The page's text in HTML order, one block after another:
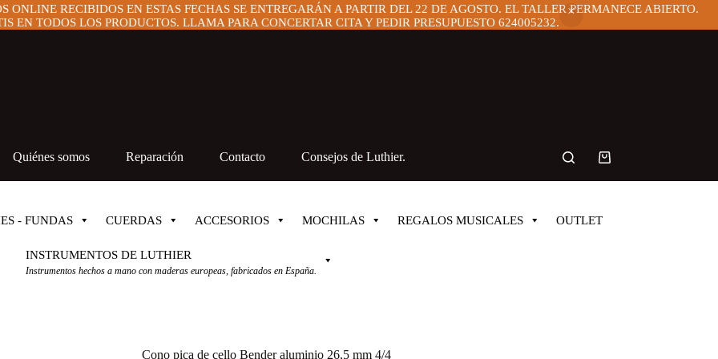
RECIBIDOS EN ESTAS FECHAS SE ENTREGARÁN A PARTIR DEL 22 DE AGOSTO. EL TALLER PERMANECE ABIERTO.
EN TODOS LOS PRODUCTOS. LLAMA PARA CONCERTAR CITA Y PEDIR PRESUPUESTO 624005232.
Quiénes somos Reparación Contacto Consejos de Luthier.
Carro
- FUNDAS CUERDAS ACCESORIOS MOCHILAS REGALOS MUSICALES OUTLET
INSTRUMENTOS DE LUTHIER
Instrumentos hechos a mano con maderas europeas, fabricados en España.
Cono pica de cello Bender aluminio 26,5 mm 4/4